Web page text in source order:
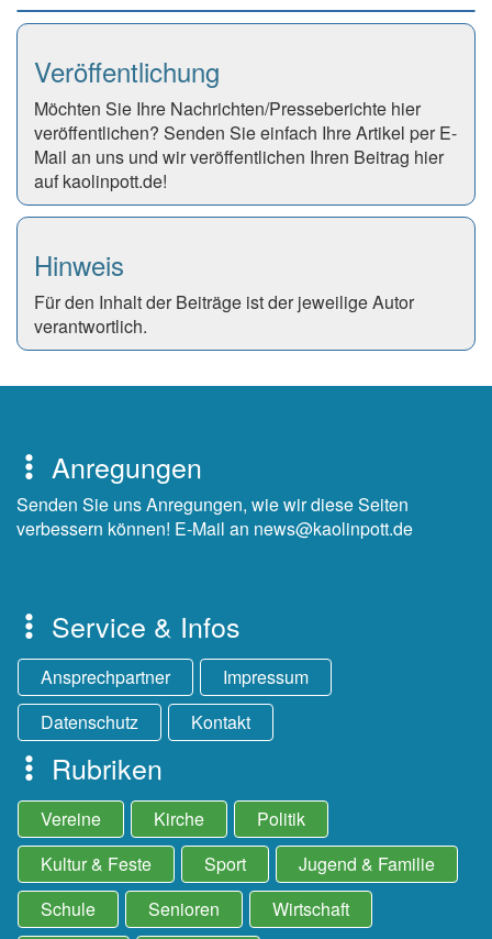
Veröffentlichung
Möchten Sie Ihre Nachrichten/Presseberichte hier
veröffentlichen? Senden Sie einfach Ihre Artikel per E-
Mail an uns und wir veröffentlichen Ihren Beitrag hier
auf kaolinpott.de!
Hinweis
Für den Inhalt der Beiträge ist der jeweilige Autor
verantwortlich.
Anregungen
Senden Sie uns Anregungen, wie wir diese Seiten
verbessern können! E-Mail an news@kaolinpott.de
Service & Infos
Ansprechpartner
Impressum
Datenschutz
Kontakt
Rubriken
Vereine Kirche
Politik
Kultur & Feste
Sport
Jugend & Familie
Schule
Senioren Wirtschaft